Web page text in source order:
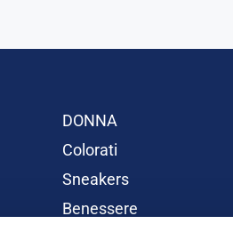
DONNA
Colorati
Sneakers
Benessere